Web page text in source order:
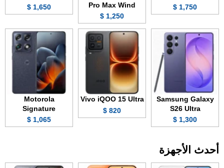
1,750 $
Pro Max Wind
1,250 $
1,650 $
Samsung Galaxy
S26 Ultra
1,300 $
Vivo iQOO 15 Ultra
820 $
Motorola
Signature
1,065 $
أحدث الأجهزة